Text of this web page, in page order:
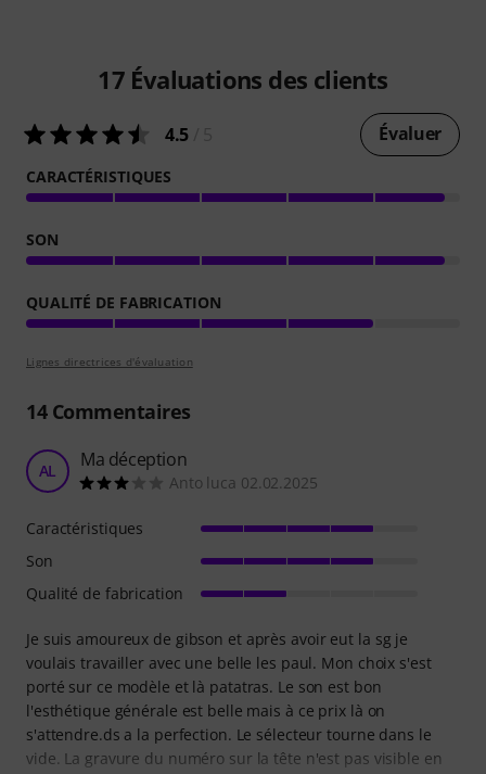
17 Évaluations des clients
4.5 Évaluer
CARACTÉRISTIQUES
SON
QUALITÉ DE FABRICATION
Lignes directrices d'évaluation
14Commentaires
AL Ma déception
Anto luca 02.02.2025
Je suis amoureux de gibson et après avoir eut la sg je
voulais travailler avec une belle les paul. Mon choix s'est
porté sur ce modèle et là patatras. Le son est bon
l'esthétique générale est belle mais à ce prix là on
s'attendre.ds a la perfection. Le sélecteur tourne dans le
vide. La gravure du numéro sur la tête n'est pas visible en
Caractéristiques
Son
Qualité de fabrication